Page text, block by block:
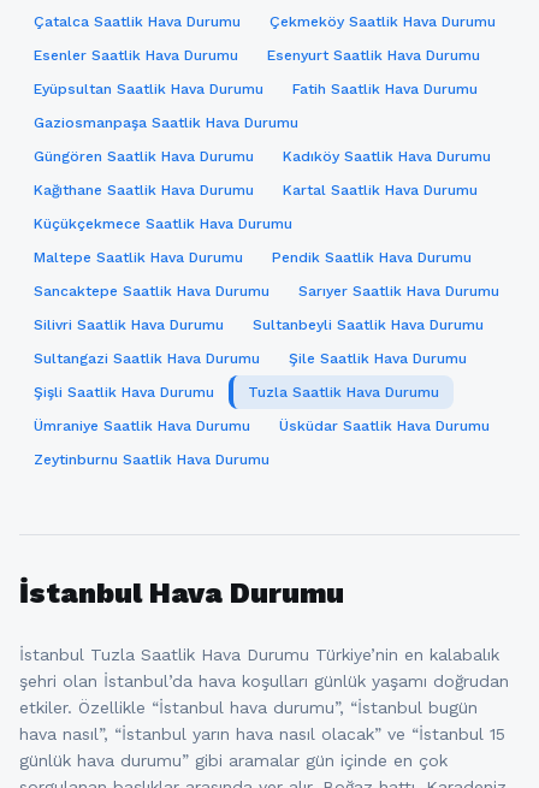
Çatalca Saatlik Hava Durumu
Çekmeköy Saatlik Hava Durumu
Esenler Saatlik Hava Durumu
Esenyurt Saatlik Hava Durumu
Eyüpsultan Saatlik Hava Durumu
Fatih Saatlik Hava Durumu
Gaziosmanpaşa Saatlik Hava Durumu
Güngören Saatlik Hava Durumu
Kadıköy Saatlik Hava Durumu
Kağıthane Saatlik Hava Durumu
Kartal Saatlik Hava Durumu
Küçükçekmece Saatlik Hava Durumu
Maltepe Saatlik Hava Durumu
Pendik Saatlik Hava Durumu
Sancaktepe Saatlik Hava Durumu
Sarıyer Saatlik Hava Durumu
Silivri Saatlik Hava Durumu
Sultanbeyli Saatlik Hava Durumu
Sultangazi Saatlik Hava Durumu
Şile Saatlik Hava Durumu
Şişli Saatlik Hava Durumu
Tuzla Saatlik Hava Durumu
Ümraniye Saatlik Hava Durumu
Üsküdar Saatlik Hava Durumu
Zeytinburnu Saatlik Hava Durumu
İstanbul Hava Durumu
İstanbul Tuzla Saatlik Hava Durumu Türkiye’nin en kalabalık
şehri olan İstanbul’da hava koşulları günlük yaşamı doğrudan
etkiler. Özellikle “İstanbul hava durumu”, “İstanbul bugün
hava nasıl”, “İstanbul yarın hava nasıl olacak” ve “İstanbul 15
günlük hava durumu” gibi aramalar gün içinde en çok